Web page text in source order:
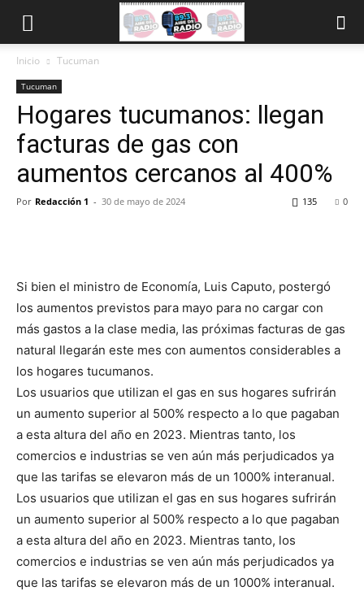
Inicio Tucuman
Tucuman
Hogares tucumanos: llegan
facturas de gas con
aumentos cercanos al 400%
Por Redacción 1 - 30 de mayo de 2024 0
135
Si bien el ministro de Economía, Luis Caputo, postergó
los aumentos previstos para mayo para no cargar con
más gastos a la clase media, las próximas facturas de gas
natural llegarán este mes con aumentos considerables a
los hogares tucumanos.
Los usuarios que utilizan el gas en sus hogares sufrirán
un aumento superior al 500% respecto a lo que pagaban
a esta altura del año en 2023. Mientras tanto, los
comercios e industrias se ven aún más perjudicados ya
que las tarifas se elevaron más de un 1000% interanual.
Los usuarios que utilizan el gas en sus hogares sufrirán
un aumento superior al 500% respecto a lo que pagaban
a esta altura del año en 2023. Mientras tanto, los
comercios e industrias se ven aún más perjudicados ya
que las tarifas se elevaron más de un 1000% interanual.